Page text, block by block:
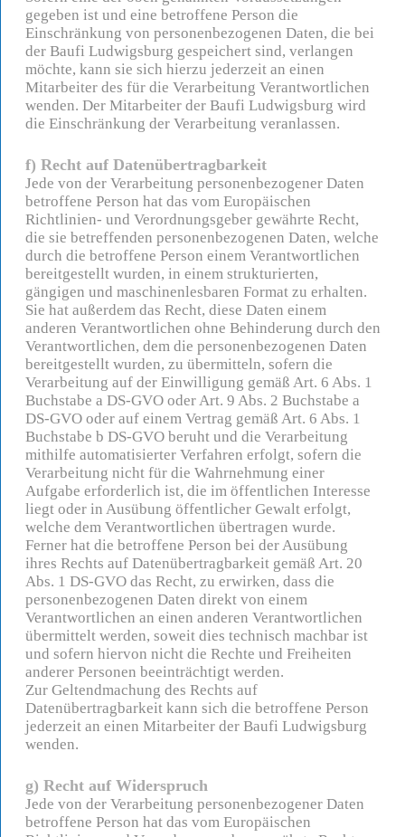
gegeben ist und eine betroffene Person die
Einschränkung von personenbezogenen Daten, die bei
der Baufi Ludwigsburg gespeichert sind, verlangen
möchte, kann sie sich hierzu jederzeit an einen
Mitarbeiter des für die Verarbeitung Verantwortlichen
wenden. Der Mitarbeiter der Baufi Ludwigsburg wird
die Einschränkung der Verarbeitung veranlassen.
f) Recht auf Datenübertragbarkeit
Jede von der Verarbeitung personenbezogener Daten
betroffene Person hat das vom Europäischen
Richtlinien- und Verordnungsgeber gewährte Recht,
die sie betreffenden personenbezogenen Daten, welche
durch die betroffene Person einem Verantwortlichen
bereitgestellt wurden, in einem strukturierten,
gängigen und maschinenlesbaren Format zu erhalten.
Sie hat außerdem das Recht, diese Daten einem
anderen Verantwortlichen ohne Behinderung durch den
Verantwortlichen, dem die personenbezogenen Daten
bereitgestellt wurden, zu übermitteln, sofern die
Verarbeitung auf der Einwilligung gemäß Art. 6 Abs. 1
Buchstabe a DS-GVO oder Art. 9 Abs. 2 Buchstabe a
DS-GVO oder auf einem Vertrag gemäß Art. 6 Abs. 1
Buchstabe b DS-GVO beruht und die Verarbeitung
mithilfe automatisierter Verfahren erfolgt, sofern die
Verarbeitung nicht für die Wahrnehmung einer
Aufgabe erforderlich ist, die im öffentlichen Interesse
liegt oder in Ausübung öffentlicher Gewalt erfolgt,
welche dem Verantwortlichen übertragen wurde.
Ferner hat die betroffene Person bei der Ausübung
ihres Rechts auf Datenübertragbarkeit gemäß Art. 20
Abs. 1 DS-GVO das Recht, zu erwirken, dass die
personenbezogenen Daten direkt von einem
Verantwortlichen an einen anderen Verantwortlichen
übermittelt werden, soweit dies technisch machbar ist
und sofern hiervon nicht die Rechte und Freiheiten
anderer Personen beeinträchtigt werden.
Zur Geltendmachung des Rechts auf
Datenübertragbarkeit kann sich die betroffene Person
jederzeit an einen Mitarbeiter der Baufi Ludwigsburg
wenden.
g) Recht auf Widerspruch
Jede von der Verarbeitung personenbezogener Daten
betroffene Person hat das vom Europäischen